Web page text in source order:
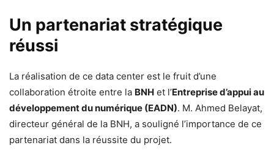
Un partenariat stratégique
réussi
La réalisation de ce data center est le fruit d’une
collaboration étroite entre la BNH et l’Entreprise d’appui au
développement du numérique (EADN). M. Ahmed Belayat,
directeur général de la BNH, a souligné l’importance de ce
partenariat dans la réussite du projet.